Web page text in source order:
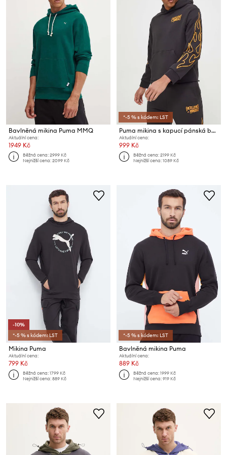
Bavlněná mikina Puma MMQ
Aktuální cena:
1949 Kč
Běžná cena:2999 Kč
Nejnižší cena:2099 Kč
*-5 % s kódem: LST
Puma mikina s kapucí pánská bavlněná
Aktuální cena:
999 Kč
Běžná cena:2199 Kč
Nejnižší cena:1089 Kč
-10%
*-5 % s kódem: LST
Mikina Puma
Aktuální cena:
799 Kč
Běžná cena:1799 Kč
Nejnižší cena:889 Kč
*-5 % s kódem: LST
Bavlněná mikina Puma
Aktuální cena:
889 Kč
Běžná cena:1999 Kč
Nejnižší cena:919 Kč